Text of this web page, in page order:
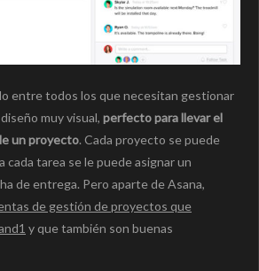
entre todos los que necesitan gestionar
muy visual, perfecto para llevar el
un proyecto. Cada proyecto se puede
cada tarea se le puede asignar un
de entrega. Pero aparte de Asana,
de gestión de proyectos que
y que también son buenas